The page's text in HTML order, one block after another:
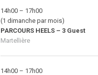
14h00 – 17h00
(1 dimanche par mois)
PARCOURS HEELS – 3 Guest
Martellière
14h00 – 17h00